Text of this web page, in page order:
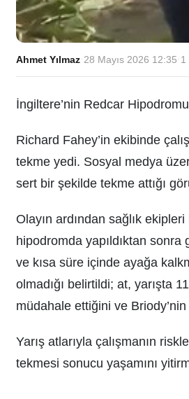
Ahmet Yılmaz·28 Mayıs 2026 12:35 · 1
İngiltere’nin Redcar
Richard Fahey’in ekibinde
tekme yedi. Sosyal medya
sert bir şekilde tekme attığı
Olayın ardından sağlık
hipodromda yapıldıktan sonra
ve kısa süre içinde ayağa
olmadığı belirtildi; at, yarışta
müdahale ettiğini ve Briody’nin
Yarış atlarıyla çalışmanın
tekmesi sonucu yaşamını